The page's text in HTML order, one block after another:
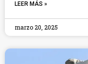
LEER MÁS »
marzo 20, 2025